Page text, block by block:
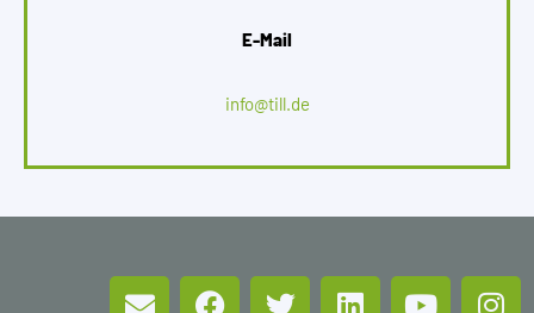
E-Mail
info@till.de